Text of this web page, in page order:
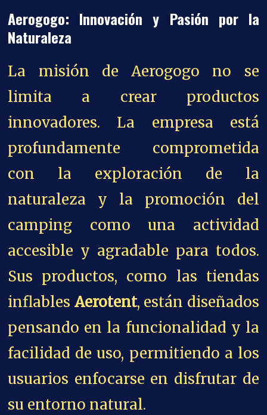
Aerogogo: Innovación y Pasión por la
Naturaleza
La misión de Aerogogo no se
limita a crear productos
innovadores. La empresa está
profundamente comprometida
con la exploración de la
naturaleza y la promoción del
camping como una actividad
accesible y agradable para todos.
Sus productos, como las tiendas
inflables Aerotent, están diseñados
pensando en la funcionalidad y la
facilidad de uso, permitiendo a los
usuarios enfocarse en disfrutar de
su entorno natural.